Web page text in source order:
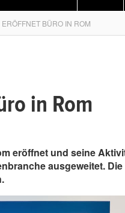
BÜRO IN ROM
in Rom
eröffnet und seine
ausgeweitet.